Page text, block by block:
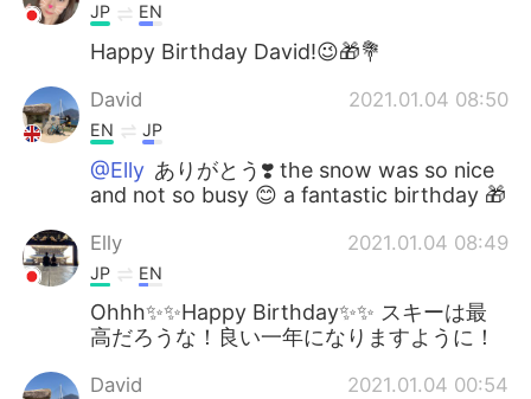
JP EN
Happy Birthday David!😉🎁💐
David 2021.01.04 08:50
EN JP
@Elly ありがとう❣️ the snow was so nice
and not so busy 😊 a fantastic birthday 🎁
Elly 2021.01.04 08:49
JP EN
Ohhh✨✨Happy Birthday✨✨ スキーは最
高だろうな！良い一年になりますように！
David 2021.01.04 00:54